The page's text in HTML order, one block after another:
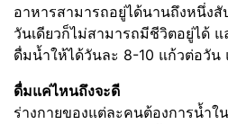
อาหารสามารถอยู่ได้นานถึงหนึ่งสั
วันเดียวก็ไม่สามารถมีชีวิตอยู่ได้ แ
ดื่มน้ำให้ได้วันละ 8-10 แก้วต่อวัน
ดื่มแค่ไหนถึงจะดี
ร่างกายของแต่ละคนต้องการน้ำ